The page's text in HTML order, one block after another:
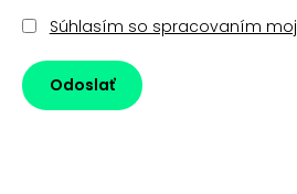
Súhlasím so spracovaním
Odoslať